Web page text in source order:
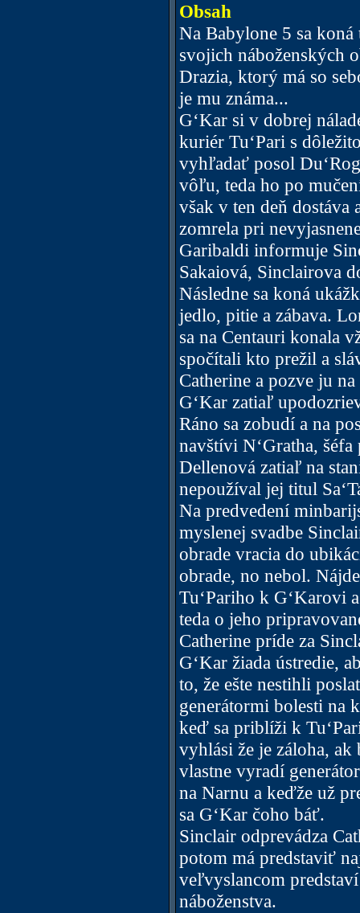
Obsah
Na Babylone 5 sa
svojich náboženských
Drazia, ktorý má so
je mu známa...
G‘Kar si v dobrej
kuriér Tu‘Pari s
vyhľadať posol
vôľu, teda ho po
však v ten deň
zomrela pri
Garibaldi informuje
Sakaiová, Sinclairova
Následne sa koná
jedlo, pitie a zábava.
sa na Centauri konala
spočítali kto prežil a
Catherine a pozve ju
G‘Kar zatiaľ
Ráno sa zobudí a na
navštívi N‘Gratha, šéfa
Dellenová zatiaľ na
nepoužíval jej titul
Na predvedení
myslenej svadbe
obrade vracia do
obrade, no nebol.
Tu‘Pariho k G‘Karovi
teda o jeho
Catherine príde za
G‘Kar žiada ústredie,
to, že ešte nestihli
generátormi bolesti na
keď sa priblíži k
vyhlási že je záloha,
vlastne vyradí
na Narnu a keďže už
sa G‘Kar čoho báť.
Sinclair odprevádza
potom má predstaviť
veľvyslancom
náboženstva.